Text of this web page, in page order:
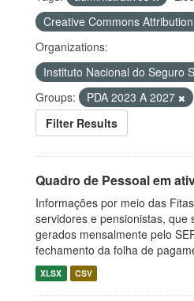
Creative Commons Attribution
Organizations:
Instituto Nacional do Seguro
Groups:
PDA 2023 A 2027
Filter Results
Quadro de Pessoal em
Informações por meio das
servidores e pensionistas, que
gerados mensalmente pelo
fechamento da folha de
XLSX CSV